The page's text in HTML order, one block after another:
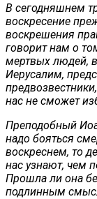
В сегодняшнем
воскресение
воскрешения
говорит нам о
мертвых людей,
Иерусалим,
нас не сможет
Преподобный
надо бояться
воскреснем, то
нас узнают, чем
Прошла ли она
подлинным